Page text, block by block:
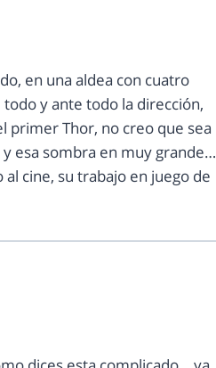
en una aldea con cuatro
y ante todo la dirección,
primer Thor, no creo que sea
esa sombra en muy grande…
cine, su trabajo en juego de